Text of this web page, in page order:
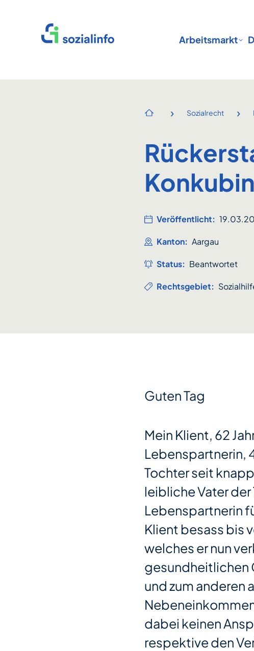
Startseite
Arbeitsmarkt
Startseite
› Sozialrecht ›
Veröffentlicht:
Kanton: Aargau
Status: Beantwortet
Rechtsgebiet:
Guten Tag
Mein Klient, 62
Lebenspartnerin,
Tochter seit
leibliche Vater
Lebenspartnerin
Klient besass bis
welches er nun
gesundheitlichen
und zum anderen
dabei keinen
respektive den